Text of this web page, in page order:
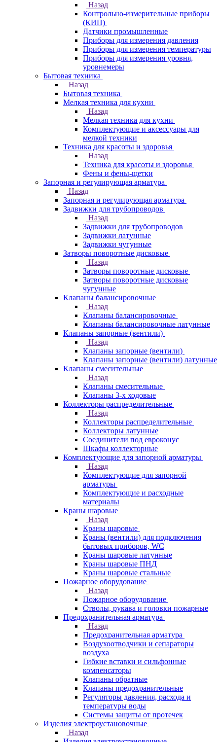
Назад
Контрольно-измерительные приборы
(КИП)
Датчики промышленные
Приборы для измерения давления
Приборы для измерения температуры
Приборы для измерения уровня,
уровнемеры
Бытовая техника
Назад
Бытовая техника
Мелкая техника для кухни
Назад
Мелкая техника для кухни
Комплектующие и аксессуары для
мелкой техники
Техника для красоты и здоровья
Назад
Техника для красоты и здоровья
Фены и фены-щетки
Запорная и регулирующая арматура
Назад
Запорная и регулирующая арматура
Задвижки для трубопроводов
Назад
Задвижки для трубопроводов
Задвижки латунные
Задвижки чугунные
Затворы поворотные дисковые
Назад
Затворы поворотные дисковые
Затворы поворотные дисковые
чугунные
Клапаны балансировочные
Назад
Клапаны балансировочные
Клапаны балансировочные латунные
Клапаны запорные (вентили)
Назад
Клапаны запорные (вентили)
Клапаны запорные (вентили) латунные
Клапаны смесительные
Назад
Клапаны смесительные
Клапаны 3-х ходовые
Коллекторы распределительные
Назад
Коллекторы распределительные
Коллекторы латунные
Соединители под евроконус
Шкафы коллекторные
Комплектующие для запорной арматуры
Назад
Комплектующие для запорной
арматуры
Комплектующие и расходные
материалы
Краны шаровые
Назад
Краны шаровые
Краны (вентили) для подключения
бытовых приборов, WC
Краны шаровые латунные
Краны шаровые ПНД
Краны шаровые стальные
Пожарное оборудование
Назад
Пожарное оборудование
Стволы, рукава и головки пожарные
Предохранительная арматура
Назад
Предохранительная арматура
Воздухоотводчики и сепараторы
воздуха
Гибкие вставки и сильфонные
компенсаторы
Клапаны обратные
Клапаны предохранительные
Регуляторы давления, расхода и
температуры воды
Системы защиты от протечек
Изделия электроустановочные
Назад